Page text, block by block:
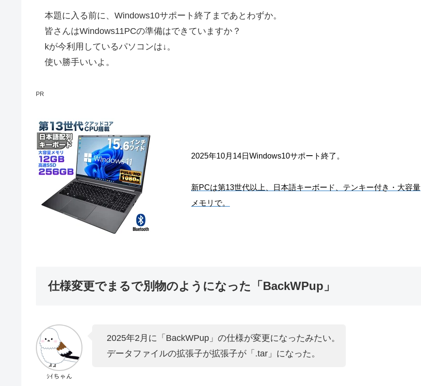
本題に入る前に、Windows10サポート終了まであとわずか。
皆さんはWindows11PCの準備はできていますか？
kが今利用しているパソコンは↓。
使い勝手いいよ。
PR
2025年10月14日Windows10サポート終了。
新PCは第13世代以上、日本語キーボード、テンキー付き・大容量
メモリで。
仕様変更でまるで別物のようになった「BackWPup」
ｼｲちゃん
2025年2月に「BackWPup」の仕様が変更になったみたい。
データファイルの拡張子が拡張子が「.tar」になった。